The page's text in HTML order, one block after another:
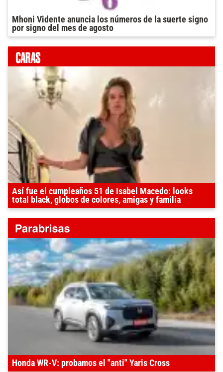
Mhoni Vidente anuncia los números de la suerte signo
por signo del mes de agosto
Así fue el cumpleaños 51 de Isabel Macedo: looks
total black, globos de colores, amigas y familia
Honda WR-V: probamos el "anti" Yaris Cross